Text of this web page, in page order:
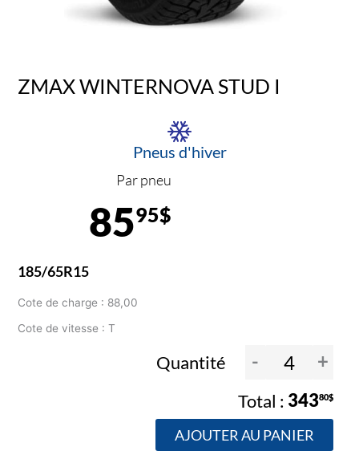
ZMAX WINTERNOVA STUD I
Pneus d'hiver
Par pneu
8595$
185/65R15
Cote de charge : 88,00
Cote de vitesse : T
Quantité - +
34380$
AJOUTER AU PANIER